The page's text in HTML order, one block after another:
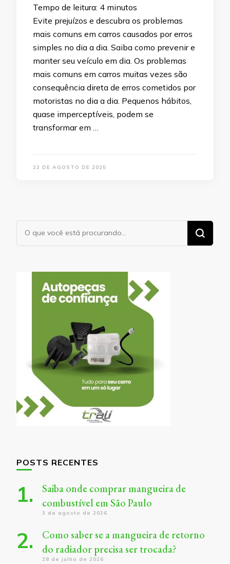
Tempo de leitura: 4 minutos
Evite prejuízos e descubra os problemas
mais comuns em carros causados por erros
simples no dia a dia. Saiba como prevenir e
manter seu veículo em dia. Os problemas
mais comuns em carros muitas vezes são
consequência direta de erros cometidos por
motoristas no dia a dia. Pequenos hábitos,
quase imperceptíveis, podem se
transformar em …
22 DE AGOSTO DE 2025
Procurando
algo?
POSTS RECENTES
Saiba onde comprar mangueira de
combustível em São Paulo
3 de agosto de 2026
Como saber se a mangueira de retorno
do radiador precisa ser trocada?
28 de julho de 2026